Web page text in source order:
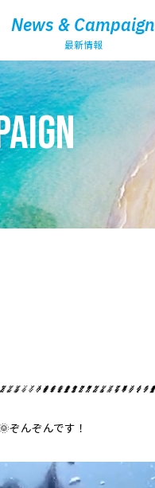
News & Campaign
最新情報
ぞんぞんです！